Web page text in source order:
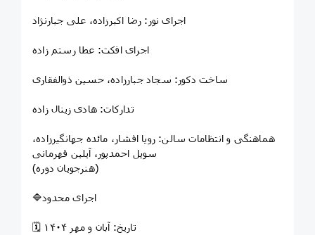
اجرای نور: رضا اکبرزاده، علی جبارنژاد
اجرای افکت: عطا رستم زاده
ساخت دکور: سجاد جبارزاده، حسین ذوالفقاری
تدارکات: هادی زینال زاده
هماهنگی و انتظامات سالن: رویا افشار، مائده جهانگیرزاده،
سویل احمدپور، آیلین قهرمانی
(هنرجویان دوره)
🔷اجرای محدود
🗓 تاریخ: آبان و مهر ۱۴۰۴